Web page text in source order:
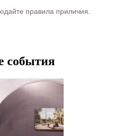
правила приличия.
события